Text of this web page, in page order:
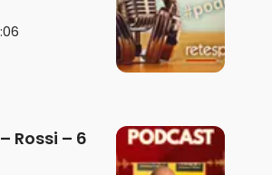
Rossi – 6